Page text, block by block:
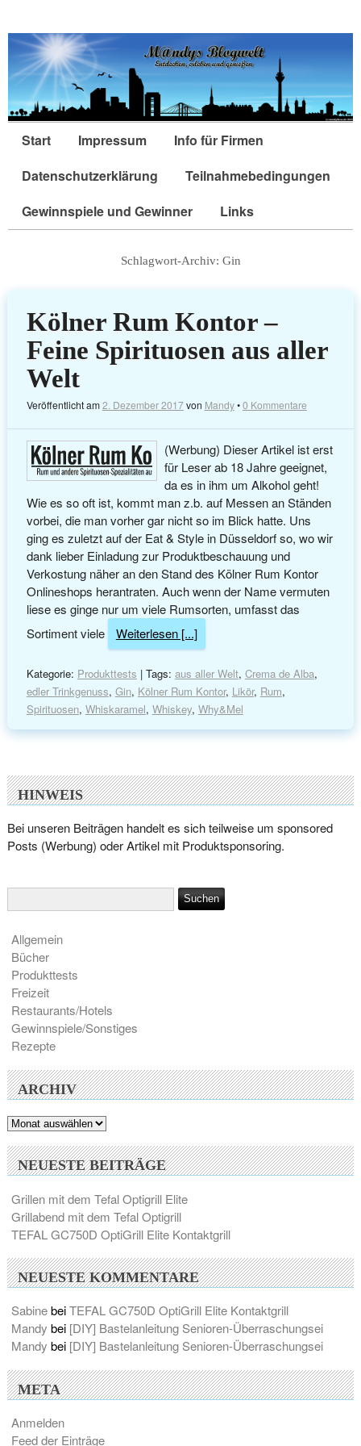
Start Impressum
Info für Firmen
Datenschutzerklärung
Teilnahmebedingungen
Gewinnspiele und Gewinner
Links
Schlagwort-Archiv: Gin
Kölner Rum Kontor –
Feine Spirituosen aus aller
Welt
Veröffentlicht am2. Dezember 2017von Mandy•0 Kommentare
(Werbung) Dieser Artikel ist erst
für Leser ab 18 Jahre geeignet,
da es in ihm um Alkohol geht!
Wie es so oft ist, kommt man z.b. auf Messen an Ständen
vorbei, die man vorher gar nicht so im Blick hatte. Uns
ging es zuletzt auf der Eat & Style in Düsseldorf so, wo wir
dank lieber Einladung zur Produktbeschauung und
Verkostung näher an den Stand des Kölner Rum Kontor
Onlineshops herantraten. Auch wenn der Name vermuten
liese es ginge nur um viele Rumsorten, umfasst das
Sortiment viele
Weiterlesen [...]
Kategorie: Produkttests | Tags: aus aller Welt, Crema de Alba,
edler Trinkgenuss, Gin, Kölner Rum Kontor, Likör, Rum,
Spirituosen, Whiskaramel, Whiskey, Why&Mel
HINWEIS
Bei unseren Beiträgen handelt es sich teilweise um sponsored
Posts (Werbung) oder Artikel mit Produktsponsoring.
Allgemein
Bücher
Produkttests
Freizeit
Restaurants/Hotels
Gewinnspiele/Sonstiges
Rezepte
ARCHIV
Archiv
NEUESTE BEITRÄGE
Grillen mit dem Tefal Optigrill Elite
Grillabend mit dem Tefal Optigrill
TEFAL GC750D OptiGrill Elite Kontaktgrill
NEUESTE KOMMENTARE
SabinebeiTEFAL GC750D OptiGrill Elite Kontaktgrill
Mandy bei [DIY] Bastelanleitung Senioren-Überraschungsei
Mandy bei [DIY] Bastelanleitung Senioren-Überraschungsei
META
Anmelden
Feed der Einträge